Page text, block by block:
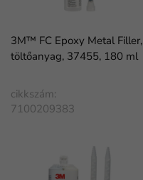
3M™ FC Epoxy Metal Filler,
töltőanyag, 37455, 180 ml
cikkszám:
7100209383